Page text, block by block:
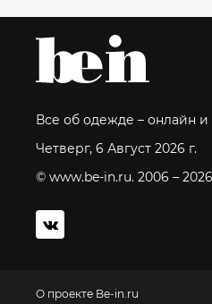
Все об одежде – онлайн и
Четверг, 6 Август 2026 г.
© www.be-in.ru. 2006 – 2026
О проекте Be-in.ru